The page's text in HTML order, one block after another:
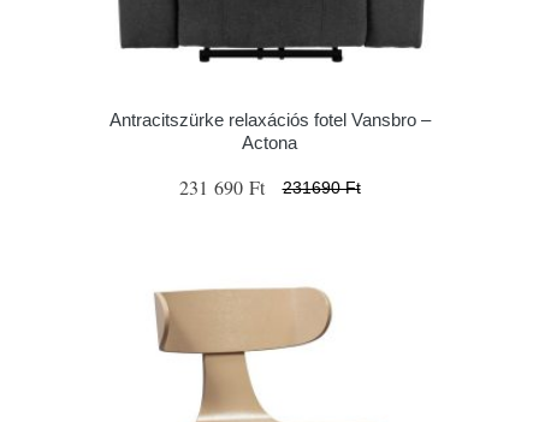
Antracitszürke relaxációs fotel Vansbro –
Actona
231 690 Ft 231690 Ft